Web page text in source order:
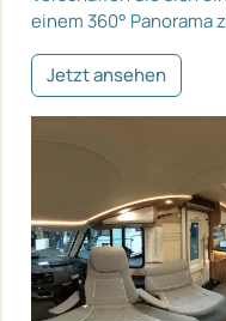
einem 360° Panorama
Jetzt ansehen